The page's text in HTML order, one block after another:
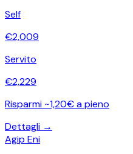
Self
€2,009
Servito
€2,229
Risparmi ~1,20€ a pieno
Dettagli →
Agip Eni